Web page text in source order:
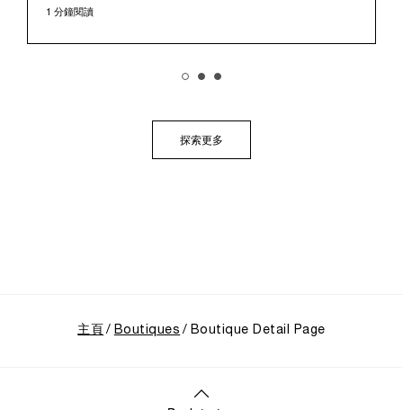
區對公眾開放。這座擁有百年歷史的標誌性場地提供了
歷史敘事完美融合、相得益彰。
樹一幟的品牌底蘊，從1910年代初期作為義大利海軍指
術的神秘面紗，推出首個民用的Luminor系列，並完整呈
1 分鐘閱讀
探索更多
主頁 Boutiques Boutique Detail Page